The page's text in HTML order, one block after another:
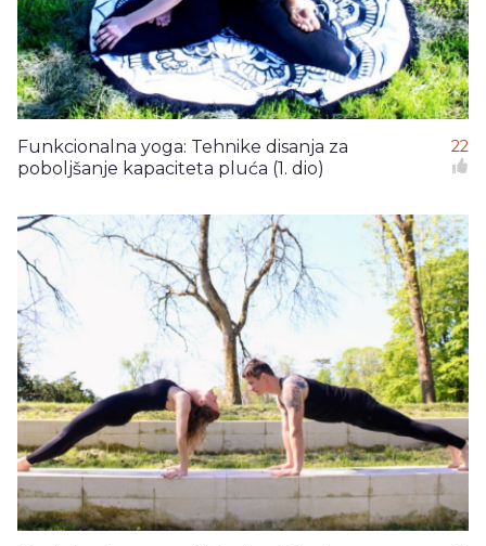
Funkcionalna yoga: Tehnike disanja za
poboljšanje kapaciteta pluća (1. dio)
22